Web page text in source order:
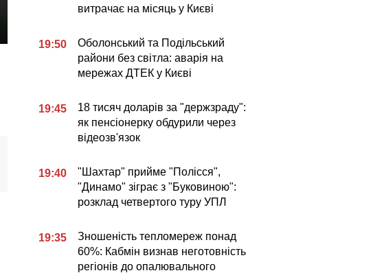
витрачає на місяць у Києві
19:50
Оболонський та Подільський
райони без світла: аварія на
мережах ДТЕК у Києві
19:45
18 тисяч доларів за "держзраду":
як пенсіонерку обдурили через
відеозв'язок
19:40
"Шахтар" прийме "Полісся",
"Динамо" зіграє з "Буковиною":
розклад четвертого туру УПЛ
19:35
Зношеність тепломереж понад
60%: Кабмін визнав неготовність
регіонів до опалювального